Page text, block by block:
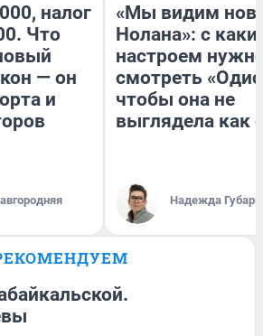
налог
Что
— он
и
«Мы видим
Нолана»: с
настроем
смотреть
чтобы она не
выглядела как
Надежда Губарь